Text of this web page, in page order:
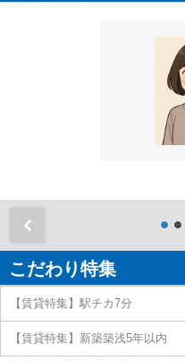
こだわり特集
【賃貸特集】駅チカ7分
【賃貸特集】新築築浅5年以内